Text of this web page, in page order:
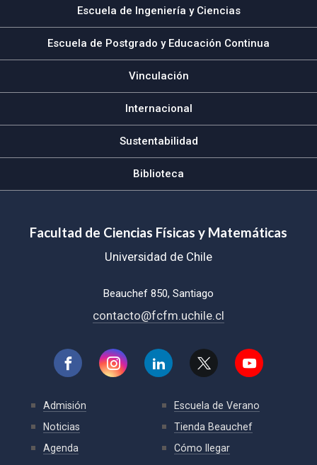
Escuela de Ingeniería y Ciencias
Escuela de Postgrado y Educación Continua
Vinculación
Internacional
Sustentabilidad
Biblioteca
Facultad de Ciencias Físicas y Matemáticas
Universidad de Chile
Beauchef 850, Santiago
contacto@fcfm.uchile.cl
Admisión
Noticias
Agenda
Escuela de Verano
Tienda Beauchef
Cómo llegar